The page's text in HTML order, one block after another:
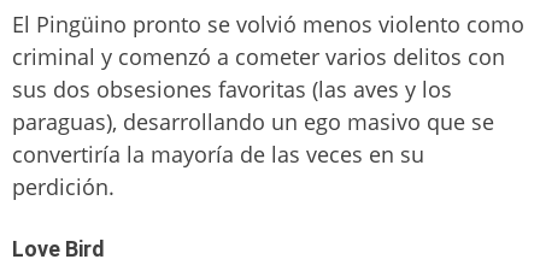
El Pingüino pronto se volvió menos violento como
criminal y comenzó a cometer varios delitos con
sus dos obsesiones favoritas (las aves y los
paraguas), desarrollando un ego masivo que se
convertiría la mayoría de las veces en su
perdición.
Love Bird